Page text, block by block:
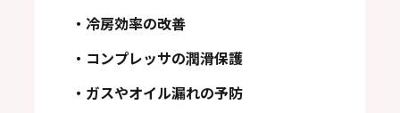
・冷房効率の改善
・コンプレッサの潤滑保護
・ガスやオイル漏れの予防